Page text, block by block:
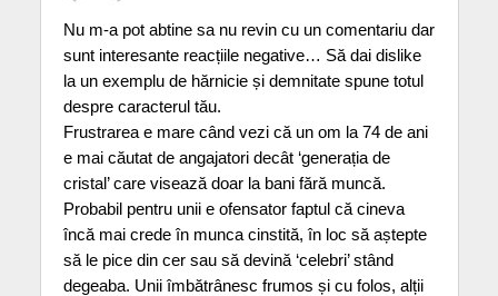
Nu m-a pot abtine sa nu revin cu un comentariu dar
sunt interesante reacțiile negative… Să dai dislike
la un exemplu de hărnicie și demnitate spune totul
despre caracterul tău.
Frustrarea e mare când vezi că un om la 74 de ani
e mai căutat de angajatori decât ‘generația de
cristal’ care visează doar la bani fără muncă.
Probabil pentru unii e ofensator faptul că cineva
încă mai crede în munca cinstită, în loc să aștepte
să le pice din cer sau să devină ‘celebri’ stând
degeaba. Unii îmbătrânesc frumos și cu folos, alții